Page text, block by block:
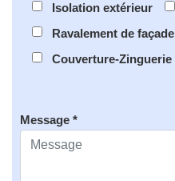
Isolation extérieur
Ravalement de façade
Couverture-Zinguerie
Message *